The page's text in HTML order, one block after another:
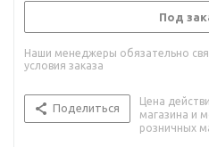
Под
Наши менеджеры обязательно
условия заказа
Поделиться
Цена
магазина и
розничных